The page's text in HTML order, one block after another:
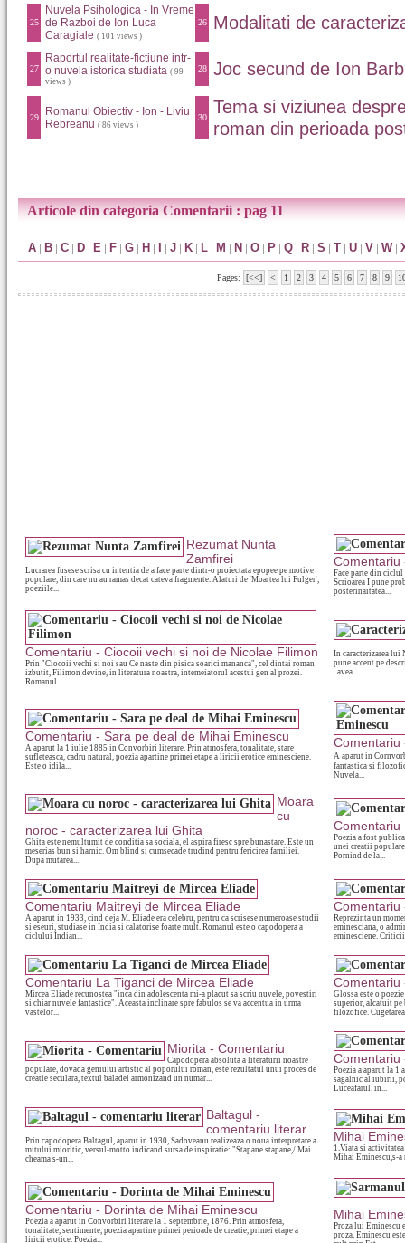
25
Nuvela Psihologica - In Vreme
de Razboi de Ion Luca
Caragiale ( 101 views )
26 Modalitati de
27
Raportul realitate-fictiune intr-
o nuvela istorica studiata ( 99
views )
28 Joc secund de Ion
29
Romanul Obiectiv - Ion - Liviu
Rebreanu ( 86 views )
30
Tema si viziunea
roman din perioada
Articole din categoria Comentarii : pag 11
A | B | C | D | E | F | G | H | | J | K | L | M | N | O | P | Q | R | S | T | U | V | W|
Pages: [<<] < 1 2 3 4 5 6 7 8 9
Rezumat Nunta
Zamfirei
Lucrarea fusese scrisa cu intentia de a face parte dintr-o proiectata epopee pe motive
populare, din care nu au ramas decat cateva fragmente. Alaturi de 'Moartea lui Fulger',
poeziile...
Comentariu
Face parte din
Scrioarea I pune
posterinaitatea...
Comentariu - Ciocoii vechi si noi de Nicolae Filimon
Prin "Ciocoii vechi si noi sau Ce naste din pisica soarici mananca", cel dintai roman
izbutit, Filimon devine, in literatura noastra, intemeiatorul acestui gen al prozei.
Romanul...
In caracterizarea lui
pune accent pe
. avea...
Comentariu - Sara pe deal de Mihai Eminescu
A aparut la 1 iulie 1885 in Convorbiri literare. Prin atmosfera, tonalitate, stare
sufleteasca, cadru natural, poezia apartine primei etape a liricii erotice eminesciene.
Este o idila...
Comentariu
A aparut in
fantastica si
Nuvela...
Moara
cu
noroc - caracterizarea lui Ghita
Ghita este nemultumit de conditia sa sociala, el aspira firesc spre bunastare. Este un
meserias bun si harnic. Om blind si cumsecade trudind pentru fericirea familiei.
Dupa mutarea...
Comentariu
Poezia a fost
unei creatii
Pornind de la...
Comentariu Maitreyi de Mircea Eliade
A aparut in 1933, cind deja M. Eliade era celebru, pentru ca scrisese numeroase studii
si eseuri, studiase in India si calatorise foarte mult. Romanul este o capodopera a
ciclului Indian...
Comentariu
Reprezinta un
eminesciana, o
eminesciene.
Comentariu La Tiganci de Mircea Eliade
Mircea Eliade recunostea "inca din adolescenta mi-a placut sa scriu nuvele, povestiri
si chiar nuvele fantastice". Aceasta inclinare spre fabulos se va accentua in urma
vastelor...
Comentariu
Glossa este o
superior, alcatuit pe
filozofice.
Miorita - Comentariu
Capodopera absoluta a literaturii noastre
populare, dovada geniului artistic al poporului roman, este rezultatul unui proces de
creatie seculara, textul baladei armonizand un numar...
Comentariu
Poezia a aparut la
sagalnic al iubirii,
Luceafarul. in...
Baltagul -
comentariu literar
Prin capodopera Baltagul, aparut in 1930, Sadoveanu realizeaza o noua interpretare a
mitului mioritic, versul-motto indicand sursa de inspiratie: "Stapane stapane,/ Mai
cheama s-un...
Mihai
1.Viata si
Mihai Eminescu,s-a
Comentariu - Dorinta de Mihai Eminescu
Poezia a aparut in Convorbiri literare la 1 septembrie, 1876. Prin atmosfera,
tonalitate, sentimente, poezia apartine primei perioade de creatie, primei etape a
liricii erotice. Poezia...
Mihai
Proza lui Eminescu
proza, Eminescu